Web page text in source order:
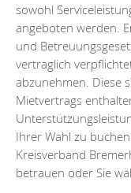
sowohl
angeboten werden.
und
vertraglich
abzunehmen. Diese
Mietvertrags
Ihrer Wahl zu
Kreisverband
betrauen oder Sie